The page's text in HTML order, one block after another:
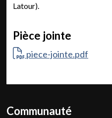
Latour).
Pièce jointe
piece-jointe.pdf
Communauté